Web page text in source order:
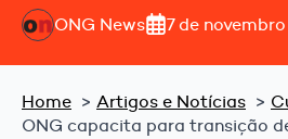
ONG News 7 de
Home Artigos e Notícias
ONG capacita para transição